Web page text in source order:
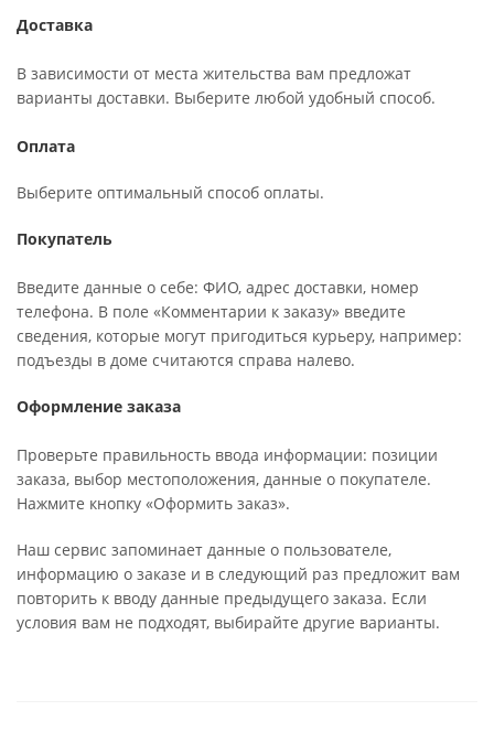
Доставка
В зависимости от места жительства вам предложат
варианты доставки. Выберите любой удобный способ.
Оплата
Выберите оптимальный способ оплаты.
Покупатель
Введите данные о себе: ФИО, адрес доставки, номер
телефона. В поле «Комментарии к заказу» введите
сведения, которые могут пригодиться курьеру, например:
подъезды в доме считаются справа налево.
Оформление заказа
Проверьте правильность ввода информации: позиции
заказа, выбор местоположения, данные о покупателе.
Нажмите кнопку «Оформить заказ».
Наш сервис запоминает данные о пользователе,
информацию о заказе и в следующий раз предложит вам
повторить к вводу данные предыдущего заказа. Если
условия вам не подходят, выбирайте другие варианты.